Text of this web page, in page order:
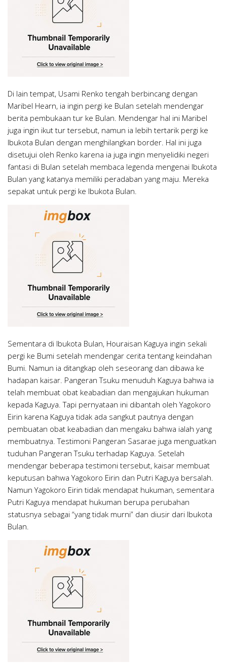
Di lain tempat, Usami Renko tengah berbincang dengan
Maribel Hearn, ia ingin pergi ke Bulan setelah mendengar
berita pembukaan tur ke Bulan. Mendengar hal ini Maribel
juga ingin ikut tur tersebut, namun ia lebih tertarik pergi ke
Ibukota Bulan dengan menghilangkan border. Hal ini juga
disetujui oleh Renko karena ia juga ingin menyelidiki negeri
fantasi di Bulan setelah membaca legenda mengenai Ibukota
Bulan yang katanya memiliki peradaban yang maju. Mereka
sepakat untuk pergi ke Ibukota Bulan.
Sementara di Ibukota Bulan, Houraisan Kaguya ingin sekali
pergi ke Bumi setelah mendengar cerita tentang keindahan
Bumi. Namun ia ditangkap oleh seseorang dan dibawa ke
hadapan kaisar. Pangeran Tsuku menuduh Kaguya bahwa ia
telah membuat obat keabadian dan mengajukan hukuman
kepada Kaguya. Tapi pernyataan ini dibantah oleh Yagokoro
Eirin karena Kaguya tidak ada sangkut pautnya dengan
pembuatan obat keabadian dan mengaku bahwa ialah yang
membuatnya. Testimoni Pangeran Sasarae juga menguatkan
tuduhan Pangeran Tsuku terhadap Kaguya. Setelah
mendengar beberapa testimoni tersebut, kaisar membuat
keputusan bahwa Yagokoro Eirin dan Putri Kaguya bersalah.
Namun Yagokoro Eirin tidak mendapat hukuman, sementara
Putri Kaguya mendapat hukuman berupa perubahan
statusnya sebagai “yang tidak murni” dan diusir dari Ibukota
Bulan.